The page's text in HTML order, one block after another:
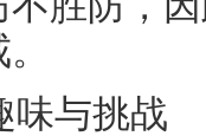
味与挑战